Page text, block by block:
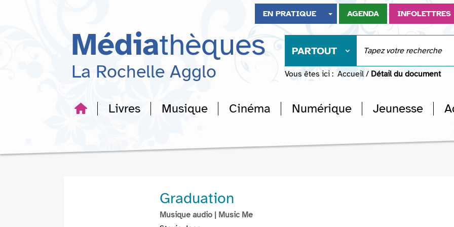
recherche
EN PRATIQUE AGENDA INFOLETTRES
Médiathèques
La Rochelle Agglo
PARTOUT
Vous êtes ici : Accueil / Détail du document
Livres Musique Cinéma Numérique Jeunesse
Graduation
Musique audio | Music Me